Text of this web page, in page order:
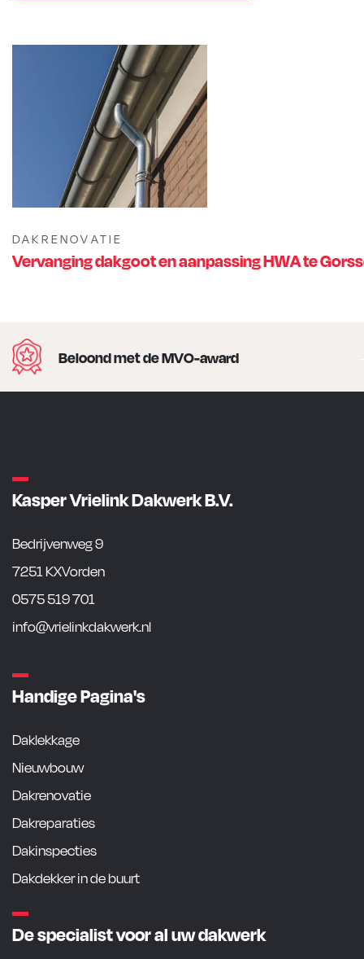
DAKRENOVATIE
Vervanging dakgoot en aanpassing HWA te
Beloond met de MVO-award
Kasper Vrielink Dakwerk B.V.
Bedrijvenweg 9
7251 KXVorden
0575 519 701
info@vrielinkdakwerk.nl
Handige Pagina's
Daklekkage
Nieuwbouw
Dakrenovatie
Dakreparaties
Dakinspecties
Dakdekker in de buurt
De specialist voor al uw dakwerk